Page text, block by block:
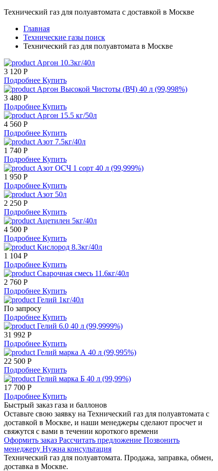
Технический газ для полуавтомата с доставкой в Москве
Главная
Технические газы поиск
Технический газ для полуавтомата в Москве
Аргон 10.3кг/40л
3 120 Р
Подробнее Купить
Аргон Высокой Чистоты (ВЧ) 40 л (99,998%)
3 480 Р
Подробнее Купить
Аргон 15.5 кг/50л
4 560 Р
Подробнее Купить
Азот 7.5кг/40л
1 740 Р
Подробнее Купить
Азот ОСЧ 1 сорт 40 л (99,999%)
1 950 Р
Подробнее Купить
Азот 50л
2 250 Р
Подробнее Купить
Ацетилен 5кг/40л
4 500 Р
Подробнее Купить
Кислород 8.3кг/40л
1 104 Р
Подробнее Купить
Сварочная смесь 11.6кг/40л
2 760 Р
Подробнее Купить
Гелий 1кг/40л
По запросу
Подробнее Купить
Гелий 6.0 40 л (99,9999%)
31 992 Р
Подробнее Купить
Гелий марка А 40 л (99,995%)
22 500 Р
Подробнее Купить
Гелий марка Б 40 л (99,99%)
17 700 Р
Подробнее Купить
Быстрый заказ газа и баллонов
Оставьте свою заявку на Технический газ для полуавтомата с
доставкой в Москве, и наши менеджеры сделают просчет и
свяжутся с вами в течении короткого времени
Оформить заказ Рассчитать предложение Позвонить
менеджеру Нужна консультация
Технический газ для полуавтомата. Продажа, заправка, обмен,
доставка в Москве.